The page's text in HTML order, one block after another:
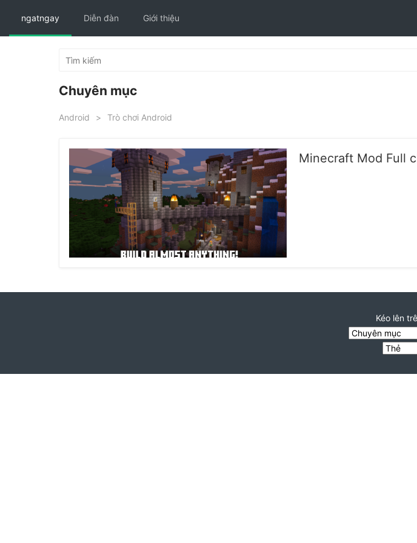
ngatngay Diễn đàn Giới thiệu
Chuyên mục
Android > Trò chơi Android
Minecraft Mod Full
Kéo lên